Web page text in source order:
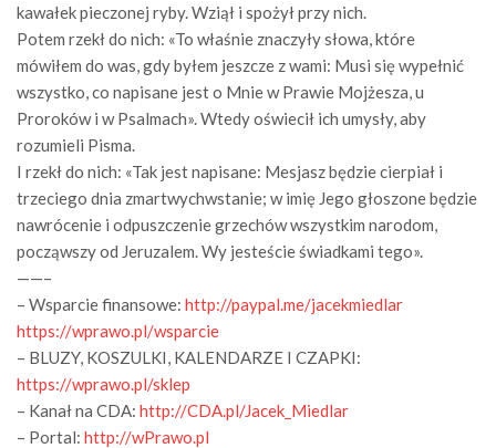
kawałek pieczonej ryby. Wziął i spożył przy nich.
Potem rzekł do nich: «To właśnie znaczyły słowa, które
mówiłem do was, gdy byłem jeszcze z wami: Musi się wypełnić
wszystko, co napisane jest o Mnie w Prawie Mojżesza, u
Proroków i w Psalmach». Wtedy oświecił ich umysły, aby
rozumieli Pisma.
I rzekł do nich: «Tak jest napisane: Mesjasz będzie cierpiał i
trzeciego dnia zmartwychwstanie; w imię Jego głoszone będzie
nawrócenie i odpuszczenie grzechów wszystkim narodom,
począwszy od Jeruzalem. Wy jesteście świadkami tego».
——–
– Wsparcie finansowe: http://paypal.me/jacekmiedlar
https://wprawo.pl/wsparcie
– BLUZY, KOSZULKI, KALENDARZE I CZAPKI:
https://wprawo.pl/sklep
– Kanał na CDA: http://CDA.pl/Jacek_Miedlar
– Portal: http://wPrawo.pl